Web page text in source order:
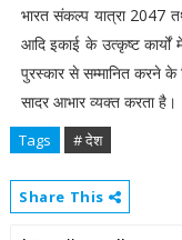
भारत संकल्प यात्रा 2047
आदि इकाई के उत्कृष्ट कार्यों
पुरस्कार से सम्मानित करने
सादर आभार व्यक्त करता है।
Tags # देश
Share This